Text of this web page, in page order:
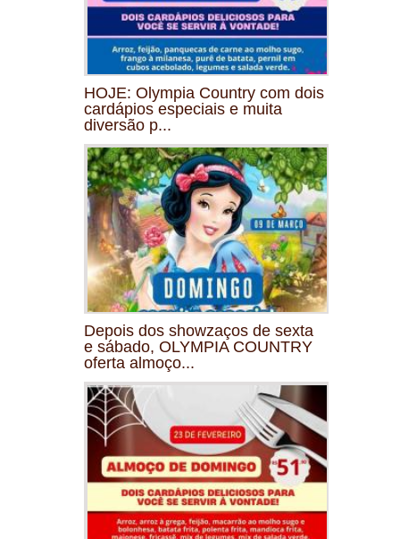
HOJE: Olympia Country com dois
cardápios especiais e muita
diversão p...
Depois dos showzaços de sexta
e sábado, OLYMPIA COUNTRY
oferta almoço...